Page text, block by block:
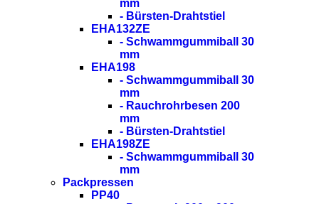
mm
- Bürsten-Drahtstiel
EHA132ZE
- Schwammgummiball 30
mm
EHA198
- Schwammgummiball 30
mm
- Rauchrohrbesen 200
mm
- Bürsten-Drahtstiel
EHA198ZE
- Schwammgummiball 30
mm
Packpressen
PP40